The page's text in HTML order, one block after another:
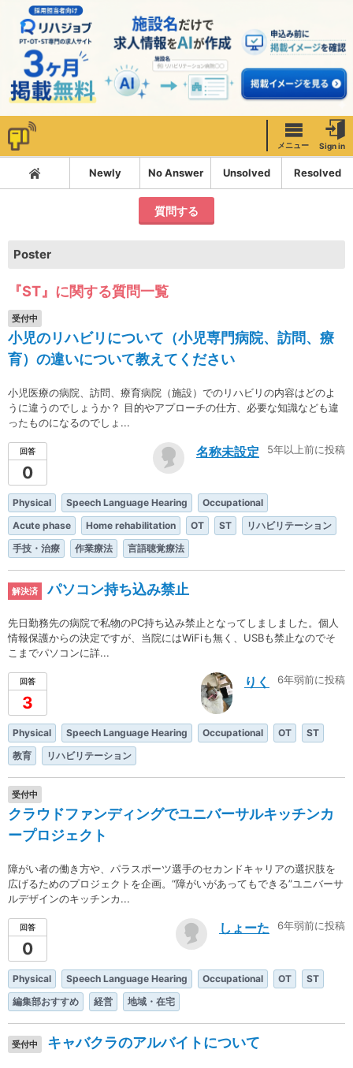
メニュー Sign in
Newly No Answer Unsolved Resolved
質問する
Poster
『ST』に関する質問一覧
受付中
小児のリハビリについて（小児専門病院、訪問、療
育）の違いについて教えてください
小児医療の病院、訪問、療育病院（施設）でのリハビリの内容はどのよ
うに違うのでしょうか？ 目的やアプローチの仕方、必要な知識なども違
ったものになるのでしょ...
回答
0
5年以上前に投稿
名称未設定
Physical Speech Language Hearing
Occupational
Acute phase
Home rehabilitation OT ST
リハビリテーション
手技・治療
作業療法 言語聴覚療法
解決済 パソコン持ち込み禁止
先日勤務先の病院で私物のPC持ち込み禁止となってしましました。個人
情報保護からの決定ですが、当院にはWiFiも無く、USBも禁止なのでそ
こまでパソコンに詳...
回答
3
6年弱前に投稿
りく
Physical Speech Language Hearing Occupational OT
ST
教育
リハビリテーション
受付中
クラウドファンディングでユニバーサルキッチンカ
ープロジェクト
障がい者の働き方や、パラスポーツ選手のセカンドキャリアの選択肢を
広げるためのプロジェクトを企画。“障がいがあってもできる”ユニバーサ
ルデザインのキッチンカ...
回答
0
6年弱前に投稿
しょーた
Physical Speech Language Hearing Occupational OT
ST
編集部おすすめ
経営 地域・在宅
受付中 キャバクラのアルバイトについて